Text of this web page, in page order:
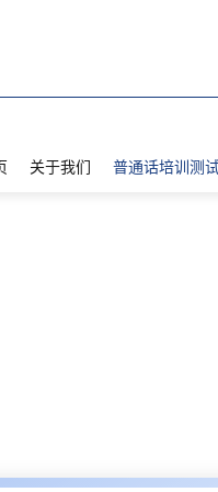
关于我们 普通话培训测